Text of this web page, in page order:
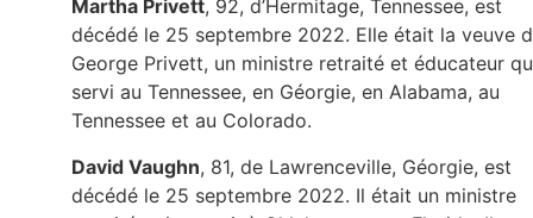
Martha Privett, 92, d’Hermitage, Tennessee, est
décédé le 25 septembre 2022. Elle était la veuve
George Privett, un ministre retraité et éducateur
servi au Tennessee, en Géorgie, en Alabama, au
Tennessee et au Colorado.
David Vaughn, 81, de Lawrenceville, Géorgie, est
décédé le 25 septembre 2022. Il était un ministre